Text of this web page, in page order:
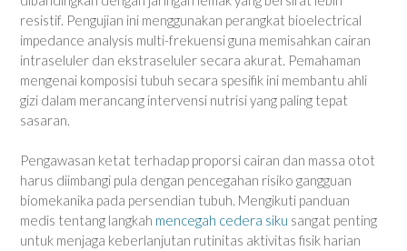
resistif. Pengujian ini menggunakan perangkat bioelectrical
impedance analysis multi-frekuensi guna memisahkan cairan
intraseluler dan ekstraseluler secara akurat. Pemahaman
mengenai komposisi tubuh secara spesifik ini membantu ahli
gizi dalam merancang intervensi nutrisi yang paling tepat
sasaran.
Pengawasan ketat terhadap proporsi cairan dan massa otot
harus diimbangi pula dengan pencegahan risiko gangguan
biomekanika pada persendian tubuh. Mengikuti panduan
medis tentang langkah mencegah cedera siku sangat penting
untuk menjaga keberlanjutan rutinitas aktivitas fisik harian